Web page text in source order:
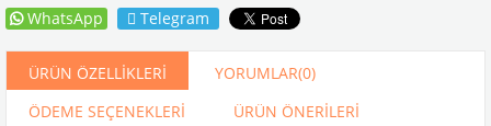
WhatsApp Telegram
ÜRÜN ÖZELLIKLERI YORUMLAR(0)
ÖDEME SEÇENEKLERI
ÜRÜN ÖNERILERI